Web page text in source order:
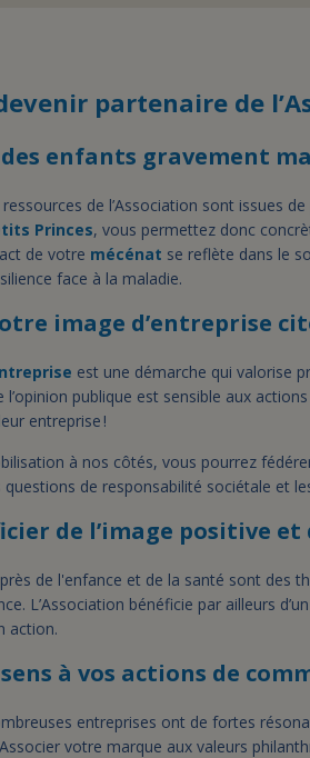
partenaire de
enfants gravement
de l’Association sont issues
Princes, vous permettez donc
de votre mécénat se reflète dans le
face à la maladie.
image d’entreprise
est une démarche qui valorise
l’opinion publique est sensible aux
entreprise !
à nos côtés, vous pourrez
de responsabilité sociétale et
de l’image positive
de l'enfance et de la santé sont des
L’Association bénéficie par ailleurs
action.
à vos actions de
entreprises ont de fortes
votre marque aux valeurs